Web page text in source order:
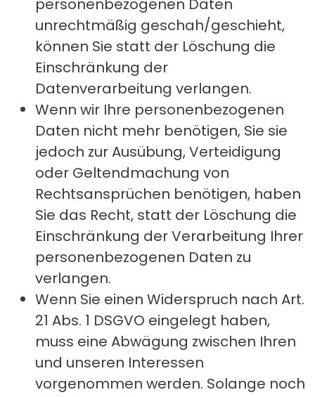
personenbezogenen Daten
unrechtmäßig geschah/geschieht,
können Sie statt der Löschung die
Einschränkung der
Datenverarbeitung verlangen.
Wenn wir Ihre personenbezogenen
Daten nicht mehr benötigen, Sie sie
jedoch zur Ausübung, Verteidigung
oder Geltendmachung von
Rechtsansprüchen benötigen, haben
Sie das Recht, statt der Löschung die
Einschränkung der Verarbeitung Ihrer
personenbezogenen Daten zu
verlangen.
Wenn Sie einen Widerspruch nach Art.
21 Abs. 1 DSGVO eingelegt haben,
muss eine Abwägung zwischen Ihren
und unseren Interessen
vorgenommen werden. Solange noch